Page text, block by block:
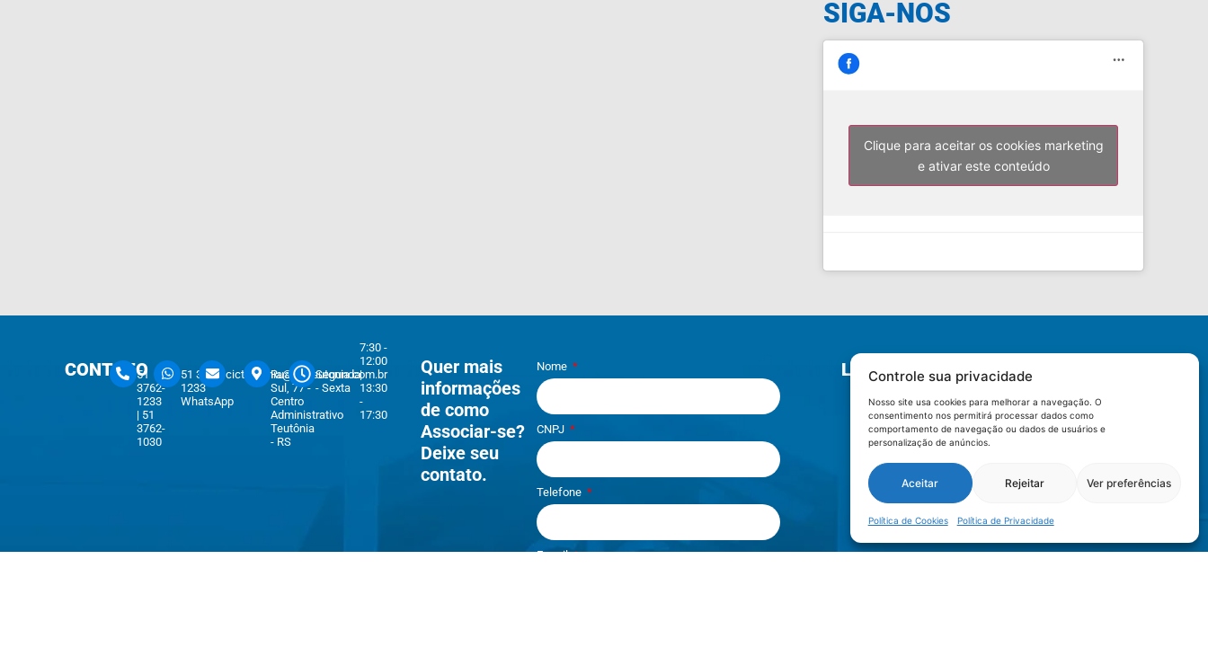
Controle sua privacidade
Nosso site usa cookies para melhorar a navegação. O
consentimento nos permitirá processar dados como
comportamento de navegação ou dados de usuários e
personalização de anúncios.
Aceitar Rejeitar Ver preferências
Política de Cookies Política de Privacidade
SIGA-NOS
Clique para aceitar os cookies marketing
e ativar este conteúdo
CONTATO
51
3762-
1233
| 51
3762-
1030
51 3762-
1233
WhatsApp
cicteutonia@cicteutonia.com.br
Rua Um
Sul, 77 -
Centro
Administrativo
Teutônia
- RS
Segunda
- Sexta
7:30 -
12:00
|
13:30
-
17:30
Quer mais
informações
de como
Associar-se?
Deixe seu
contato.
Nome
CNPJ
Telefone
E-mail
LOCALIZAÇÃO